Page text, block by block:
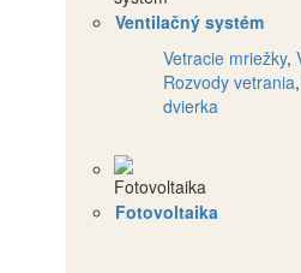
Ventilačný systém
Vetracie mriežky,
Rozvody vetrania,
dvierka
Fotovoltaika